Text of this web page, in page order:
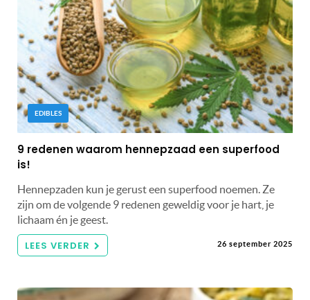
EDIBLES
9 redenen waarom hennepzaad een superfood
is!
Hennepzaden kun je gerust een superfood noemen. Ze
zijn om de volgende 9 redenen geweldig voor je hart, je
lichaam én je geest.
LEES VERDER 26 september 2025